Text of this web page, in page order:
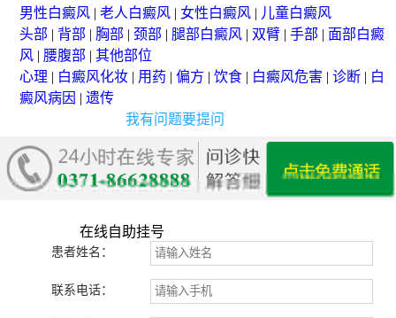
男性白癜风 |老人白癜风 | 女性白癜风 | 儿童白癜风
头部 | 背部 | 胸部 |颈部 | 腿部白癜风 | 双臂 |手部 | 面部白癜
风 | 腰腹部 |其他部位
心理 | 白癜风化妆 | 用药 |偏方 |饮食 | 白癜风危害 |诊断 | 白
癜风病因 |遗传
我有问题要提问
在线自助挂号
患者姓名：
联系电话：